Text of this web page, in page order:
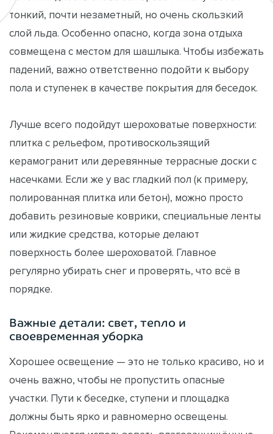
тонкий, почти незаметный, но очень скользкий
слой льда. Особенно опасно, когда зона отдыха
совмещена с местом для шашлыка. Чтобы избежать
падений, важно ответственно подойти к выбору
пола и ступенек в качестве покрытия для беседок.
Лучше всего подойдут шероховатые поверхности:
плитка с рельефом, противоскользящий
керамогранит или деревянные террасные доски с
насечками. Если же у вас гладкий пол (к примеру,
полированная плитка или бетон), можно просто
добавить резиновые коврики, специальные ленты
или жидкие средства, которые делают
поверхность более шероховатой. Главное
регулярно убирать снег и проверять, что всё в
порядке.
Важные детали: свет, тепло и
своевременная уборка
Хорошее освещение — это не только красиво, но и
очень важно, чтобы не пропустить опасные
участки. Пути к беседке, ступени и площадка
должны быть ярко и равномерно освещены.